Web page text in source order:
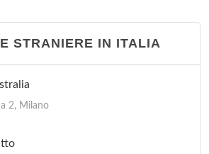
STRANIERE IN ITALIA
2, Milano